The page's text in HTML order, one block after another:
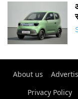
About us
Privacy Policy